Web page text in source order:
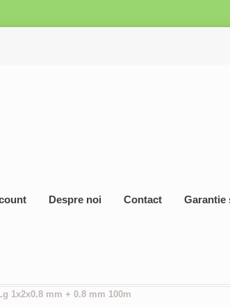
Despre noi Contact Garantie
1x2x0.8 mm + 0.8 mm 100m